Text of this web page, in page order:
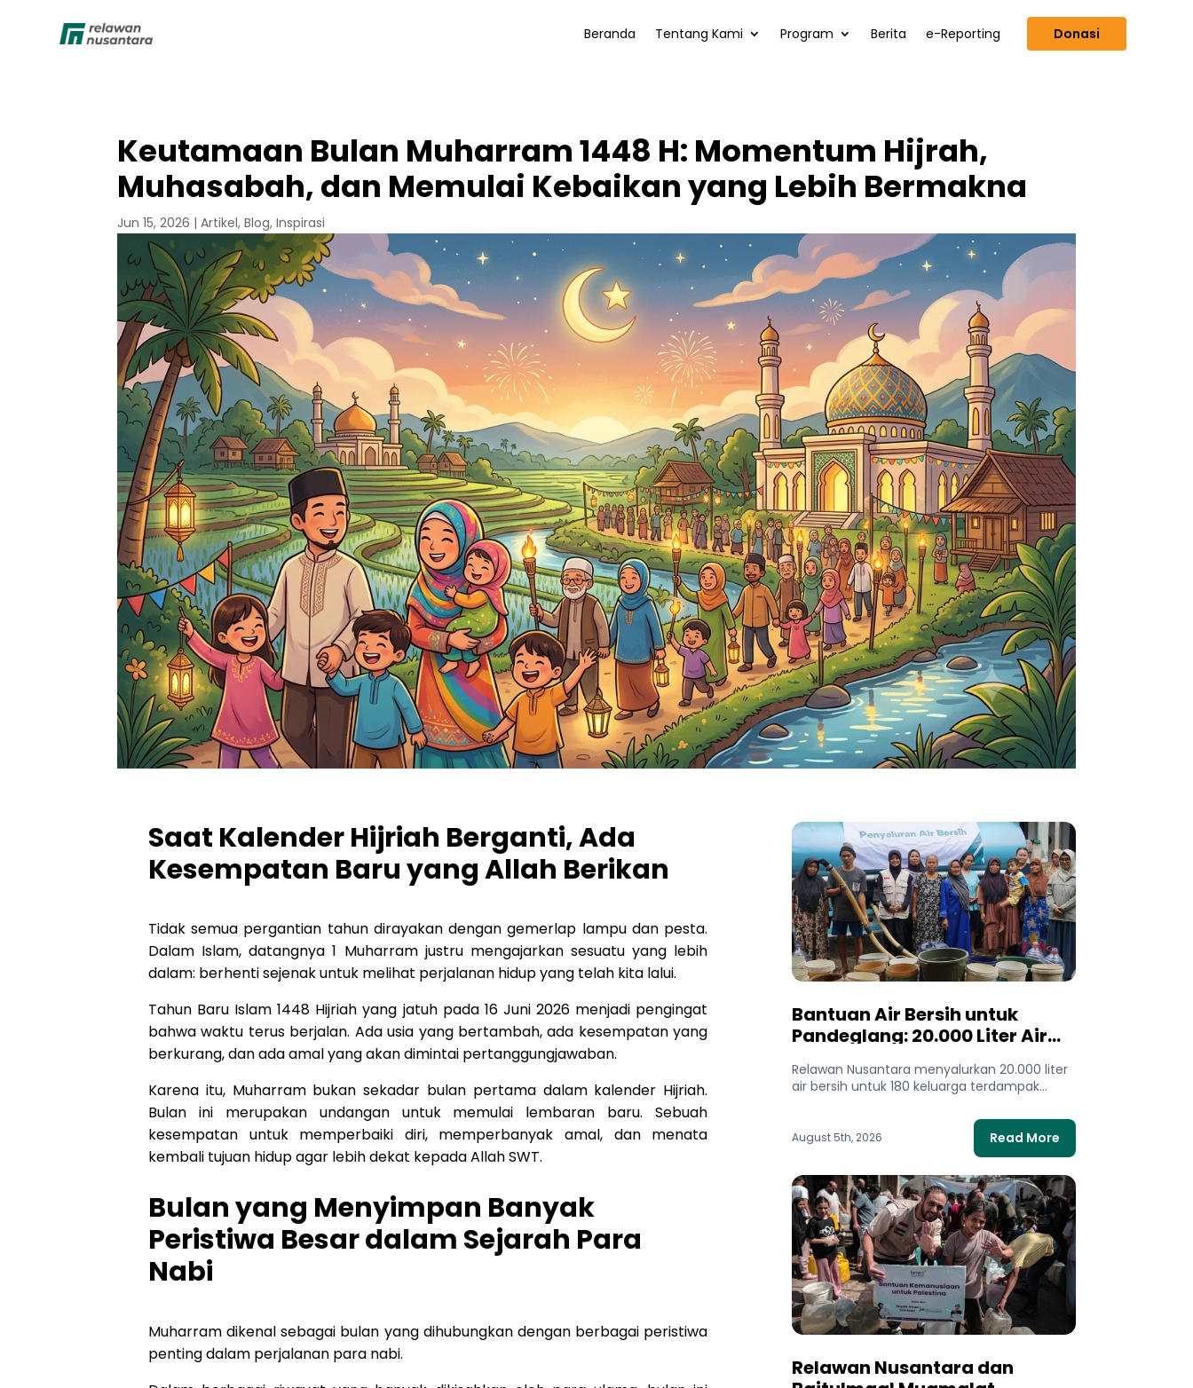
Beranda Tentang Kami Program Berita e-Reporting Donasi
Keutamaan Bulan Muharram 1448 H: Momentum Hijrah,
Muhasabah, dan Memulai Kebaikan yang Lebih Bermakna
Jun 15, 2026 | Artikel, Blog, Inspirasi
Saat Kalender Hijriah Berganti, Ada
Kesempatan Baru yang Allah Berikan
Tidak semua pergantian tahun dirayakan dengan gemerlap lampu dan pesta.
Dalam Islam, datangnya 1 Muharram justru mengajarkan sesuatu yang lebih
dalam: berhenti sejenak untuk melihat perjalanan hidup yang telah kita lalui.
Tahun Baru Islam 1448 Hijriah yang jatuh pada 16 Juni 2026 menjadi pengingat
bahwa waktu terus berjalan. Ada usia yang bertambah, ada kesempatan yang
berkurang, dan ada amal yang akan dimintai pertanggungjawaban.
Karena itu, Muharram bukan sekadar bulan pertama dalam kalender Hijriah.
Bulan ini merupakan undangan untuk memulai lembaran baru. Sebuah
kesempatan untuk memperbaiki diri, memperbanyak amal, dan menata
kembali tujuan hidup agar lebih dekat kepada Allah SWT.
Bulan yang Menyimpan Banyak
Peristiwa Besar dalam Sejarah Para
Nabi
Muharram dikenal sebagai bulan yang dihubungkan dengan berbagai peristiwa
penting dalam perjalanan para nabi.
Bantuan Air Bersih untuk
Pandeglang: 20.000 Liter Air
Terdampak Kekeringan
Relawan Nusantara menyalurkan 20.000 liter
air bersih untuk 180 keluarga terdampak
August 5th, 2026 Read More
Relawan Nusantara dan